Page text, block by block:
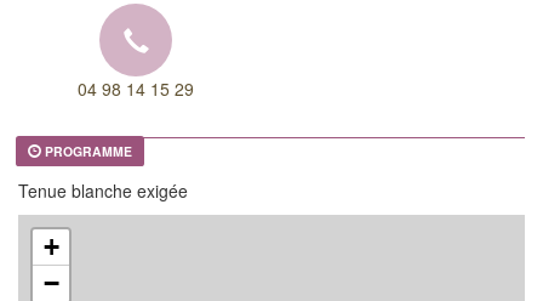
04 98 14 15 29
PROGRAMME
Tenue blanche exigée
+
−